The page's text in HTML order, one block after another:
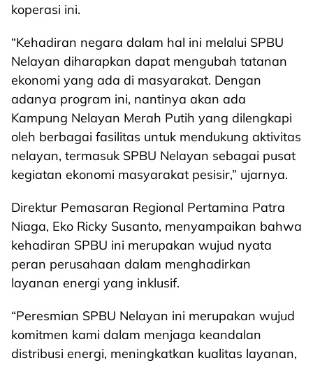
koperasi ini.
“Kehadiran negara dalam hal ini melalui SPBU
Nelayan diharapkan dapat mengubah tatanan
ekonomi yang ada di masyarakat. Dengan
adanya program ini, nantinya akan ada
Kampung Nelayan Merah Putih yang dilengkapi
oleh berbagai fasilitas untuk mendukung aktivitas
nelayan, termasuk SPBU Nelayan sebagai pusat
kegiatan ekonomi masyarakat pesisir,” ujarnya.
Direktur Pemasaran Regional Pertamina Patra
Niaga, Eko Ricky Susanto, menyampaikan bahwa
kehadiran SPBU ini merupakan wujud nyata
peran perusahaan dalam menghadirkan
layanan energi yang inklusif.
“Peresmian SPBU Nelayan ini merupakan wujud
komitmen kami dalam menjaga keandalan
distribusi energi, meningkatkan kualitas layanan,